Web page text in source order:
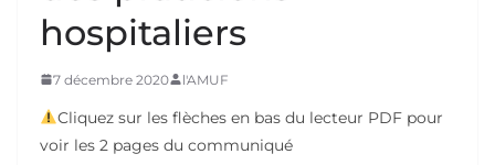
hospitaliers
7 décembre 2020 l'AMUF
Cliquez sur les flèches en bas du lecteur PDF pour
voir les 2 pages du communiqué